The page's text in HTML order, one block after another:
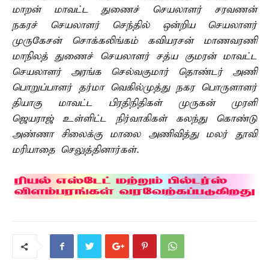
மாறன் மாவட்ட துணைச் செயலாளர் சரவணன்
நகரச் செயலாளர் செந்தில் ஒன்றிய செயலாளர்
முருகேசன் சொக்கலிங்கம் கவியரசன் மாணவரணி
மாநிலத் துணைச் செயலாளர் சத்ய குமரன் மாவட்ட
செயலாளர் அரங்க செல்வகுமார் தொண்டர் அணி
பொறுப்பாளர் தர்மா வெகில்முத்து நகர பொருளாளர்
தியாகு மாவட்ட பிரதிநிதிகள் முருகன் முரளி
ஜெயராஜ் உள்ளிட்ட நிர்வாகிகள் கலந்து கொண்டு
அண்ணா சிலைக்கு மாலை அணிவித்து மலர் தூவி
மரியாதை செலுத்தினார்கள்.